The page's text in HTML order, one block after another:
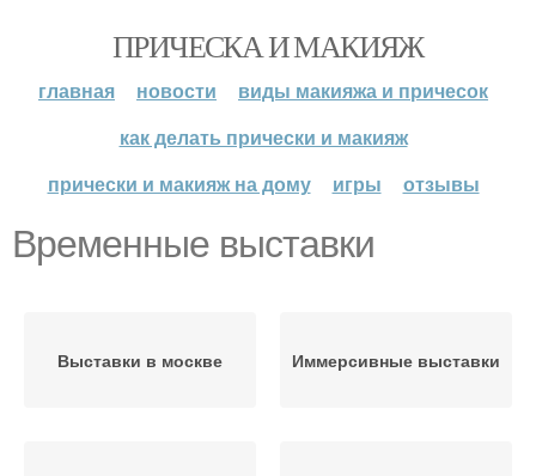
ПРИЧЕСКА И МАКИЯЖ
главная новости
виды макияжа и причесок
как делать прически и макияж
прически и макияж на дому
игры отзывы
Временные выставки
Выставки в москве Иммерсивные выставки